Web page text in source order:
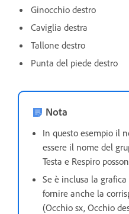
Ginocchio destro
Caviglia destra
Tallone destro
Punta del piede destro
Nota
In questo esempio il
essere il nome del
Testa e Respiro
Se è inclusa la
fornire anche la
(Occhio sx, Occhio